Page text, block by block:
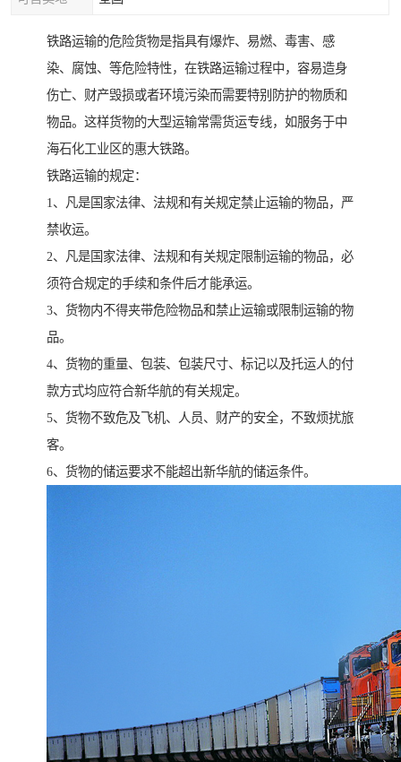
铁路运输的危险货物是指具有爆炸、易燃、毒害、感
染、腐蚀、等危险特性，在铁路运输过程中，容易造身
伤亡、财产毁损或者环境污染而需要特别防护的物质和
物品。这样货物的大型运输常需货运专线，如服务于中
海石化工业区的惠大铁路。
铁路运输的规定：
1、凡是国家法律、法规和有关规定禁止运输的物品，严
禁收运。
2、凡是国家法律、法规和有关规定限制运输的物品，必
须符合规定的手续和条件后才能承运。
3、货物内不得夹带危险物品和禁止运输或限制运输的物
品。
4、货物的重量、包装、包装尺寸、标记以及托运人的付
款方式均应符合新华航的有关规定。
5、货物不致危及飞机、人员、财产的安全，不致烦扰旅
客。
6、货物的储运要求不能超出新华航的储运条件。